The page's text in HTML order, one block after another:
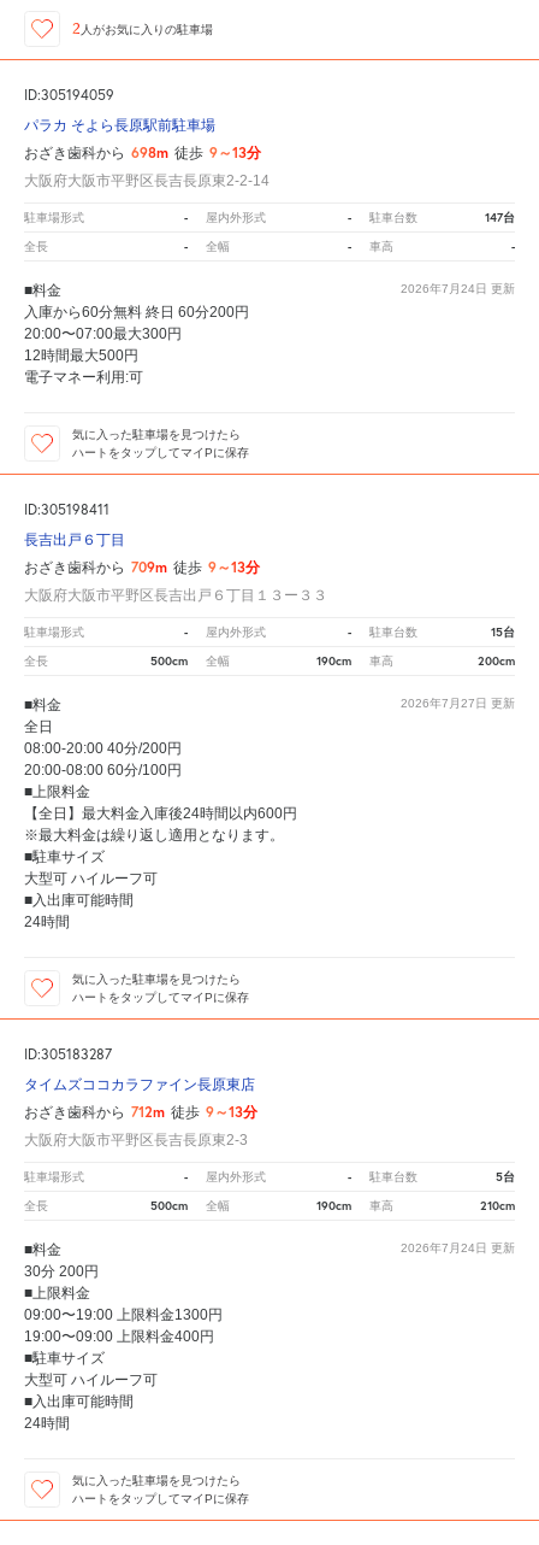
2 人がお気に入りの駐車場
ID:305194059
パラカ そよら長原駅前駐車場
おざき歯科から 698m 徒歩 9～13分
大阪府大阪市平野区長吉長原東2-2-14
駐車場形式 - 屋内外形式 - 駐車台数 147台
全長 - 全幅 - 車高 -
2026年7月24日 更新
■料金
入庫から60分無料 終日 60分200円
20:00〜07:00最大300円
12時間最大500円
電子マネー利用:可
気に入った駐車場を見つけたら
ハートをタップしてマイPに保存
ID:305198411
長吉出戸６丁目
おざき歯科から 709m 徒歩 9～13分
大阪府大阪市平野区長吉出戸６丁目１３ー３３
駐車場形式 - 屋内外形式 - 駐車台数 15台
全長 500cm 全幅 190cm 車高 200cm
2026年7月27日 更新
■料金
全日
08:00-20:00 40分/200円
20:00-08:00 60分/100円
■上限料金
【全日】最大料金入庫後24時間以内600円
※最大料金は繰り返し適用となります。
■駐車サイズ
大型可 ハイルーフ可
■入出庫可能時間
24時間
気に入った駐車場を見つけたら
ハートをタップしてマイPに保存
ID:305183287
タイムズココカラファイン長原東店
おざき歯科から 712m 徒歩 9～13分
大阪府大阪市平野区長吉長原東2-3
駐車場形式 - 屋内外形式 - 駐車台数 5台
全長 500cm 全幅 190cm 車高 210cm
2026年7月24日 更新
■料金
30分 200円
■上限料金
09:00〜19:00 上限料金1300円
19:00〜09:00 上限料金400円
■駐車サイズ
大型可 ハイルーフ可
■入出庫可能時間
24時間
気に入った駐車場を見つけたら
ハートをタップしてマイPに保存